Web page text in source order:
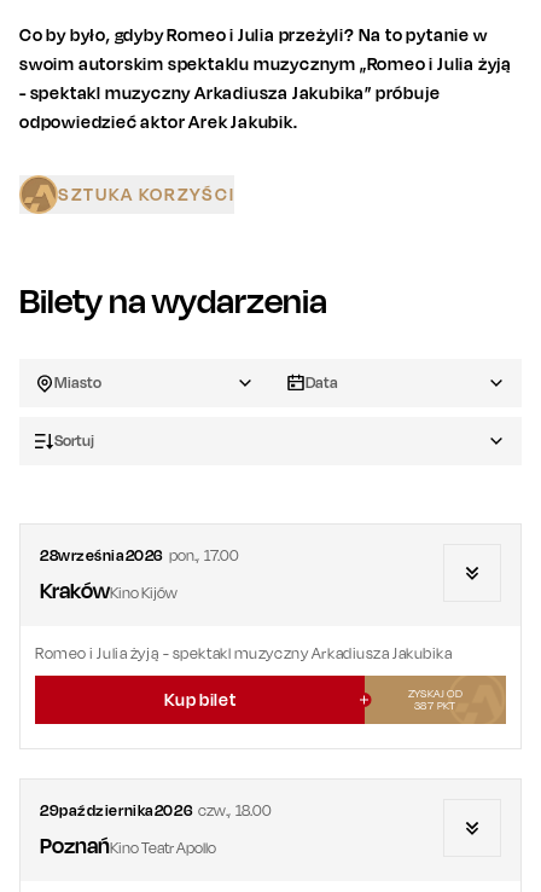
Co by było, gdyby Romeo i Julia przeżyli? Na to pytanie w
swoim autorskim spektaklu muzycznym „Romeo i Julia żyją
- spektakl muzyczny Arkadiusza Jakubika” próbuje
odpowiedzieć aktor Arek Jakubik.
SZTUKA KORZYŚCI
Bilety na wydarzenia
Miasto Data
Sortuj
28września2026 pon., 17.00
KrakówKino Kijów
Romeo i Julia żyją - spektakl muzyczny Arkadiusza Jakubika
Kup bilet
ZYSKAJ OD
387 PKT
29października2026 czw.,18.00
PoznańKino Teatr Apollo